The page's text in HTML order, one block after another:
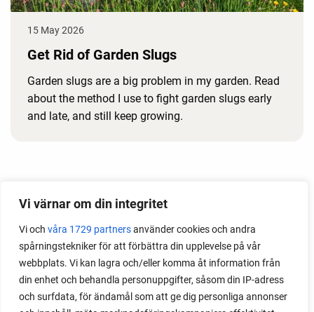
Vi värnar om din integritet
Vi och våra 1729 partnersanvänder cookies och andra
spårningstekniker för att förbättra din upplevelse på vår
webbplats. Vi kan lagra och/eller komma åt information från
din enhet och behandla personuppgifter, såsom din IP-adress
och surfdata, för ändamål som att ge dig personliga annonser
15 May 2026
Get Rid of Garden Slugs
Garden slugs are a big problem in my garden. Read
about the method I use to fight garden slugs early
and late, and still keep growing.
Month
2024
2023